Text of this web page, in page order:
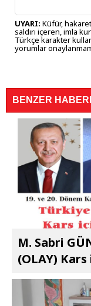
UYARI: Küfür,
saldırı içeren, imla
Türkçe karakter
yorumlar
BENZER
M. Sabri
(OLAY) Kars